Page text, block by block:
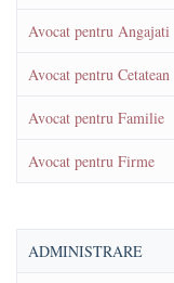
Avocat pentru Angajati
Avocat pentru Cetatean
Avocat pentru Familie
Avocat pentru Firme
ADMINISTRARE